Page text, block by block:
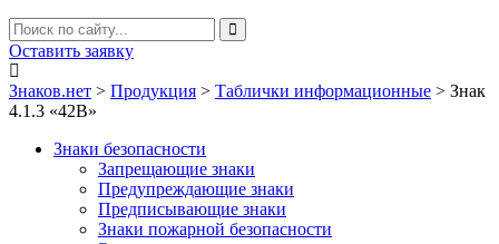
Оставить заявку
Знаков.нет > Продукция > Таблички информационные > Знак
4.1.3 «42B»
Знаки безопасности
Запрещающие знаки
Предупреждающие знаки
Предписывающие знаки
Знаки пожарной безопасности